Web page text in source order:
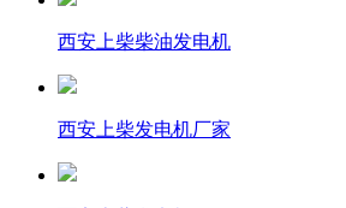
西安上柴柴油发电机
西安上柴发电机厂家